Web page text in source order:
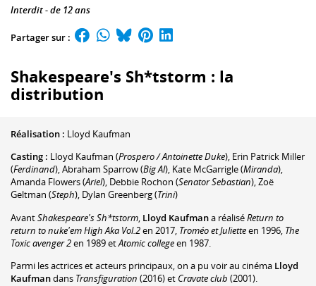
Interdit - de 12 ans
Partager sur :
Shakespeare's Sh*tstorm : la
distribution
Réalisation : Lloyd Kaufman
Casting : Lloyd Kaufman (Prospero / Antoinette Duke), Erin Patrick Miller
(Ferdinand),Abraham Sparrow(Big Al), Kate McGarrigle(Miranda),
Amanda Flowers(Ariel), Debbie Rochon (Senator Sebastian),Zoë
Geltman (Steph), Dylan Greenberg(Trini)
AvantShakespeare's Sh*tstorm, Lloyd Kaufmana réaliséReturn to
return to nuke'em High Aka Vol.2en 2017, Troméo et Julietteen 1996, The
Toxic avenger 2en 1989 etAtomic collegeen 1987.
Parmi les actrices et acteurs principaux, on a pu voir au cinéma Lloyd
Kaufmandans Transfiguration (2016) et Cravate club (2001).